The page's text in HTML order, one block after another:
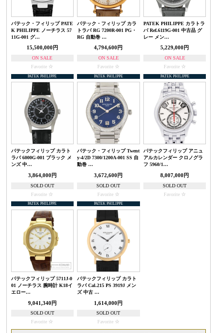
パテック・フィリップ PATE
K PHILIPPE ノーチラス 57
11G-001 グ…
15,500,000円
ON SALE
Favorite
パテック・フィリップ カラ
トラバ RG 7200R-001 PG・
RG 自動巻 …
4,794,600円
ON SALE
Favorite
PATEK PHILIPPE カラトラ
バ Ref.6119G-001 中古品 グ
レー メン…
5,229,000円
ON SALE
Favorite
PATEK PHILIPPE
パテックフィリップ カラト
ラバ 6000G-001 ブラック メ
ンズ 中…
3,864,000円
SOLD OUT
Favorite
PATEK PHILIPPE
パテック・フィリップ Twent
y-4/2D 7300/1200A-001 SS 自
動巻 …
3,672,600円
SOLD OUT
Favorite
PATEK PHILIPPE
パテックフィリップ アニュ
アルカレンダー クロノグラ
フ 5960/1…
8,007,000円
SOLD OUT
Favorite
PATEK PHILIPPE
パテックフィリップ 5711J-0
01 ノーチラス 腕時計 K18イ
エロー…
9,041,340円
SOLD OUT
Favorite
PATEK PHILIPPE
パテックフィリップ カラト
ラバ Cal.215 PS 3919J メン
ズ 中古 …
1,614,000円
SOLD OUT
Favorite